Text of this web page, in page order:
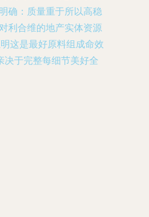
确：质量重于所以高稳
利合维的地产实体资源
这是最好原料组成命效
决于完整每细节美好全